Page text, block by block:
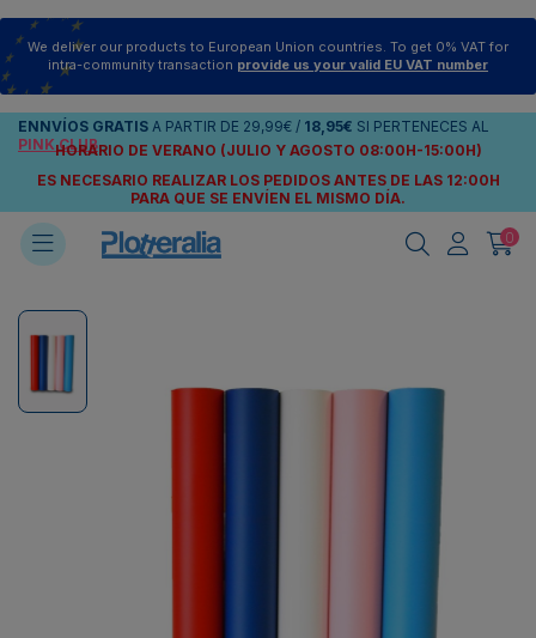
We deliver our products to European Union countries. To get 0% VAT for
intra-community transaction provide us your valid EU VAT number
ENNVÍOS GRATIS A PARTIR DE 29,99€ / 18,95€ SI PERTENECES AL
PINK CLUB
HORARIO DE VERANO (JULIO Y AGOSTO 08:00H-15:00H)
ES NECESARIO REALIZAR LOS PEDIDOS ANTES DE LAS 12:00H
PARA QUE SE ENVÍEN EL MISMO DÍA.
0